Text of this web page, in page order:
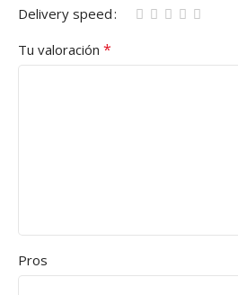
Delivery speed
Tu valoración *
Pros